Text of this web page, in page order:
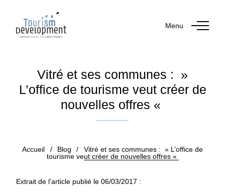
Menu
Vitré et ses communes : »
L’office de tourisme veut créer de
nouvelles offres «
Accueil / Blog /
Vitré et ses communes : » L’office de
tourisme veut créer de nouvelles offres «
Extrait de l’article publié le 06/03/2017 :